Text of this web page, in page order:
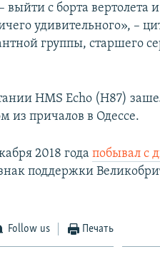
выйти с борта вертолета
удивительного», –
группы, старшего
HMS Echo (H87)
из причалов в Одессе.
2018 годапобывал с
поддержки
Follow us Печать